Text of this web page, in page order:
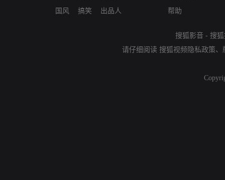
国风
搞笑
出品人
帮助
搜狐影音 - 搜
请仔细阅读 搜狐视频隐私政策、